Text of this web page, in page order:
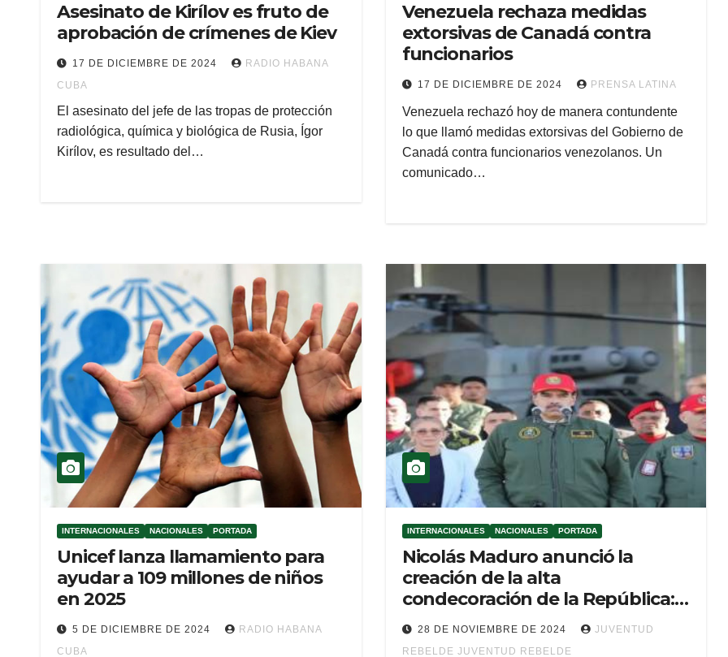
Asesinato de Kirílov es fruto de
aprobación de crímenes de Kiev
17 DE DICIEMBRE DE 2024
RADIO HABANA
CUBA
El asesinato del jefe de las tropas de protección
radiológica, química y biológica de Rusia, Ígor
Kirílov, es resultado del…
Venezuela rechaza medidas
extorsivas de Canadá contra
funcionarios
17 DE DICIEMBRE DE 2024 PRENSA LATINA
Venezuela rechazó hoy de manera contundente
lo que llamó medidas extorsivas del Gobierno de
Canadá contra funcionarios venezolanos. Un
comunicado…
INTERNACIONALES NACIONALES PORTADA
Unicef lanza llamamiento para
ayudar a 109 millones de niños
en 2025
5 DE DICIEMBRE DE 2024
RADIO HABANA
CUBA
INTERNACIONALES NACIONALES PORTADA
Nicolás Maduro anunció la
creación de la alta
condecoración de la República:
Victoria de Ayacucho
28 DE NOVIEMBRE DE 2024
JUVENTUD
REBELDE JUVENTUD REBELDE